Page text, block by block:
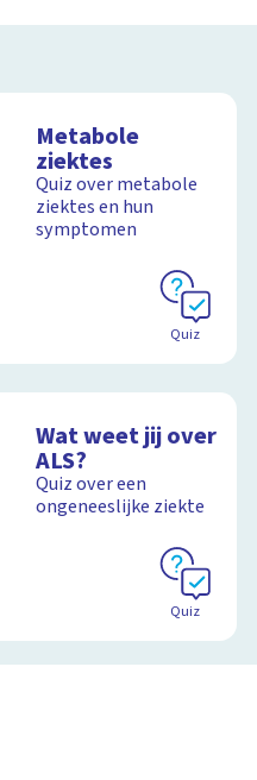
Metabole
ziektes
Quiz over metabole
ziektes en hun
symptomen
Quiz
Wat weet jij over
ALS?
Quiz over een
ongeneeslijke ziekte
Quiz